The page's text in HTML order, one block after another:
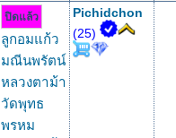
ปิดแล้ว
ลูกอมแก้ว
มณีนพรัตน์
หลวงตาม้า
วัดพุทธ
พรหม
Pichidchon
(25)